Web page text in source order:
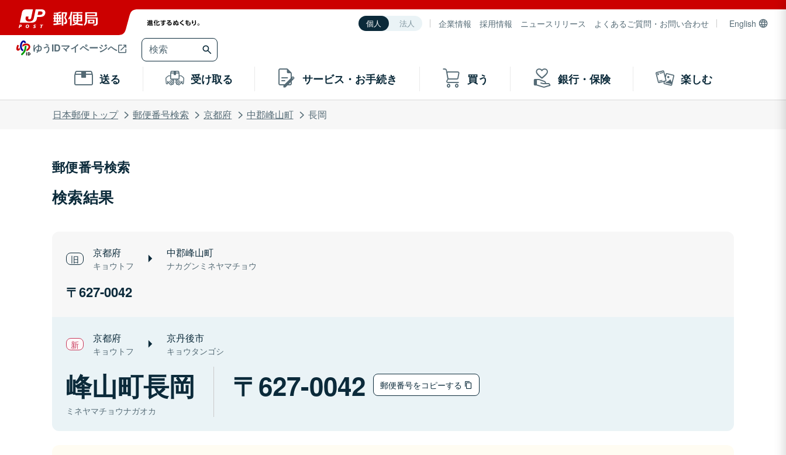
個人 法人 企業情報 採用情報 ニュースリリース よくあるご質問・お問い合わせ English
ゆうIDマイページへ
送る 受け取る サービス・お手続き 買う 銀行・保険 楽しむ
日本郵便トップ 郵便番号検索 京都府 中郡峰山町 長岡
郵便番号検索
検索結果
京都府
キョウトフ
中郡峰山町
ナカグンミネヤマチョウ
627-0042
京都府
キョウトフ
京丹後市
キョウタンゴシ
峰山町長岡
ミネヤマチョウナガオカ
627-0042 郵便番号をコピーする